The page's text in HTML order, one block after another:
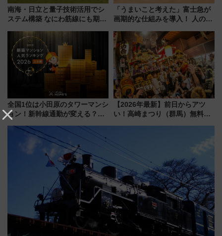
南海・日立と量子技術活用でシ
ステム構築 なにわ筋線にも期待
「うまいこと考えた」富士急が
画期的な仕組みを導入！ 人のか
ん」始動
全国1位は小田原のタワーマンシ
ョン！新幹線通勤が変える？
【新築マンション人気ランキン
【2026年最新】前日からアツ
い！高崎まつり（群馬）無料観